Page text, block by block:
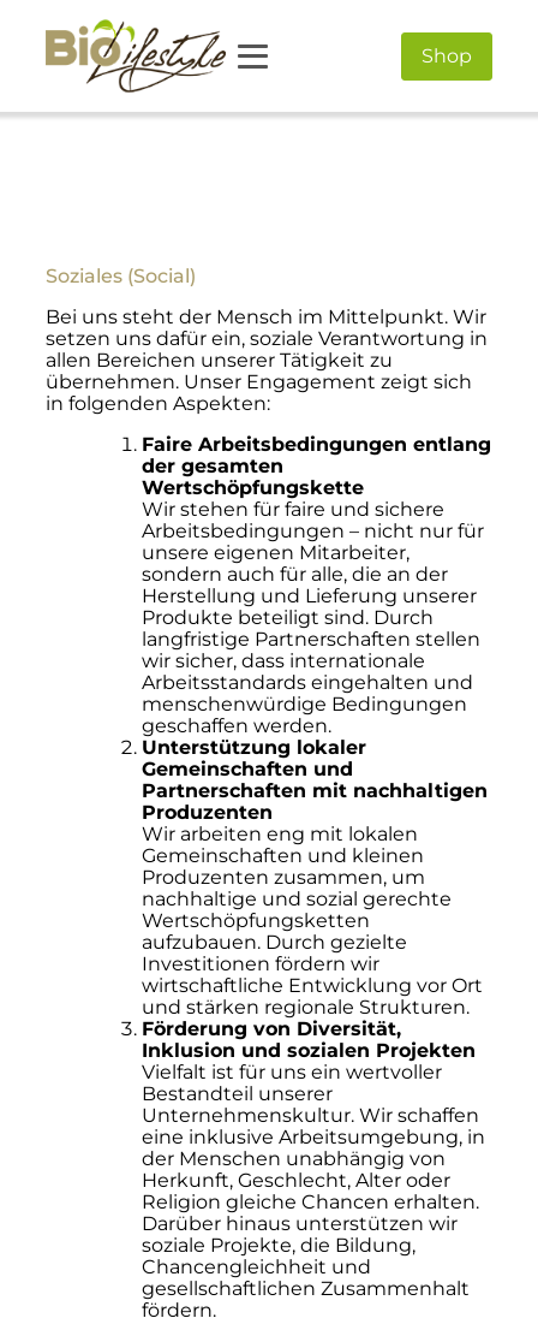
Shop
Soziales (Social)
Bei uns steht der Mensch im Mittelpunkt. Wir
setzen uns dafür ein, soziale Verantwortung in
allen Bereichen unserer Tätigkeit zu
übernehmen. Unser Engagement zeigt sich
in folgenden Aspekten:
Faire Arbeitsbedingungen entlang
der gesamten
Wertschöpfungskette
Wir stehen für faire und sichere
Arbeitsbedingungen – nicht nur für
unsere eigenen Mitarbeiter,
sondern auch für alle, die an der
Herstellung und Lieferung unserer
Produkte beteiligt sind. Durch
langfristige Partnerschaften stellen
wir sicher, dass internationale
Arbeitsstandards eingehalten und
menschenwürdige Bedingungen
geschaffen werden.
Unterstützung lokaler
Gemeinschaften und
Partnerschaften mit nachhaltigen
Produzenten
Wir arbeiten eng mit lokalen
Gemeinschaften und kleinen
Produzenten zusammen, um
nachhaltige und sozial gerechte
Wertschöpfungsketten
aufzubauen. Durch gezielte
Investitionen fördern wir
wirtschaftliche Entwicklung vor Ort
und stärken regionale Strukturen.
Förderung von Diversität,
Inklusion und sozialen Projekten
Vielfalt ist für uns ein wertvoller
Bestandteil unserer
Unternehmenskultur. Wir schaffen
eine inklusive Arbeitsumgebung, in
der Menschen unabhängig von
Herkunft, Geschlecht, Alter oder
Religion gleiche Chancen erhalten.
Darüber hinaus unterstützen wir
soziale Projekte, die Bildung,
Chancengleichheit und
gesellschaftlichen Zusammenhalt
fördern.